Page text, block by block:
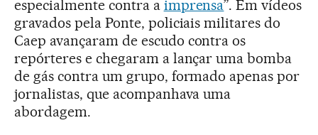
especialmente contra a imprensa”. Em vídeos
gravados pela Ponte, policiais militares do
Caep avançaram de escudo contra os
repórteres e chegaram a lançar uma bomba
de gás contra um grupo, formado apenas por
jornalistas, que acompanhava uma
abordagem.